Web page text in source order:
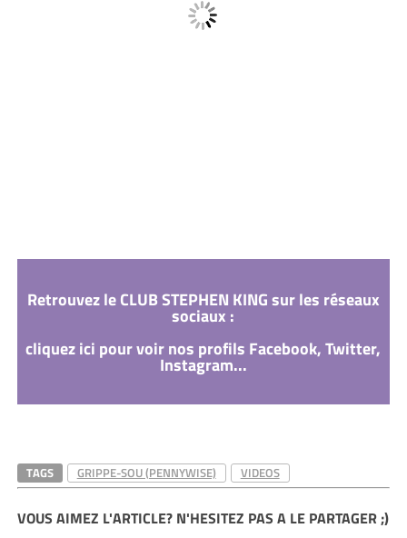
Retrouvez le CLUB STEPHEN KING sur les réseaux
sociaux :
cliquez ici pour voir nos profils Facebook, Twitter,
Instagram...
TAGS GRIPPE-SOU (PENNYWISE) VIDEOS
VOUS AIMEZ L'ARTICLE? N'HESITEZ PAS A LE PARTAGER ;)